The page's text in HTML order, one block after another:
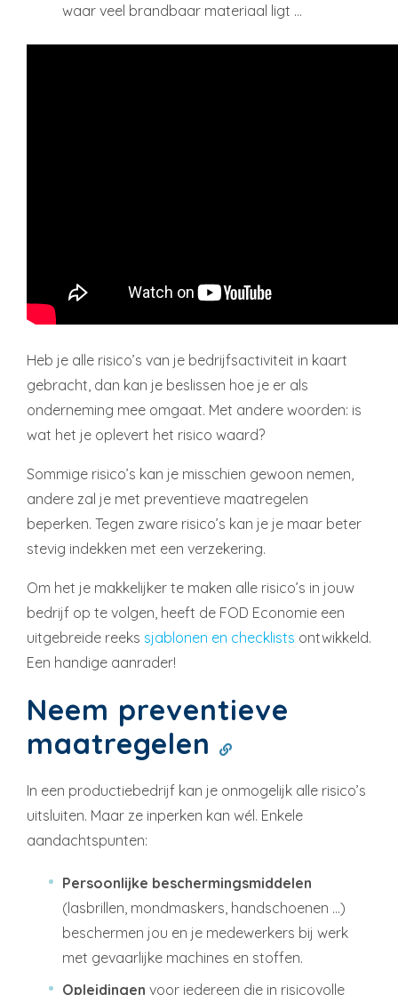
waar veel brandbaar materiaal ligt …
Heb je alle risico’s van je bedrijfsactiviteit in kaart
gebracht, dan kan je beslissen hoe je er als
onderneming mee omgaat. Met andere woorden: is
wat het je oplevert het risico waard?
Sommige risico’s kan je misschien gewoon nemen,
andere zal je met preventieve maatregelen
beperken. Tegen zware risico’s kan je je maar beter
stevig indekken met een verzekering.
Om het je makkelijker te maken alle risico’s in jouw
bedrijf op te volgen, heeft de FOD Economie een
uitgebreide reeks sjablonen en checklists ontwikkeld.
Een handige aanrader!
Neem preventieve
maatregelen
In een productiebedrijf kan je onmogelijk alle risico’s
uitsluiten. Maar ze inperken kan wél. Enkele
aandachtspunten:
Persoonlijke beschermingsmiddelen
(lasbrillen, mondmaskers, handschoenen …)
beschermen jou en je medewerkers bij werk
met gevaarlijke machines en stoffen.
Opleidingen voor iedereen die in risicovolle